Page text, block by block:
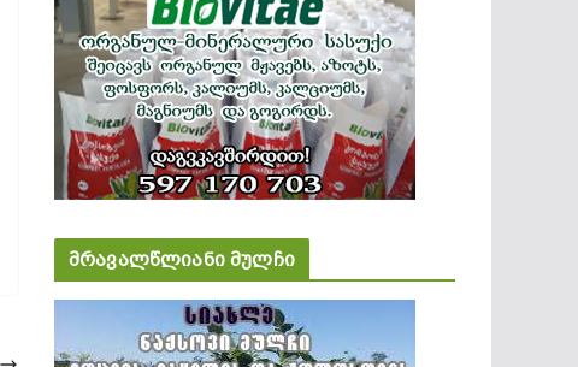
მრავალწლიანი მულჩი